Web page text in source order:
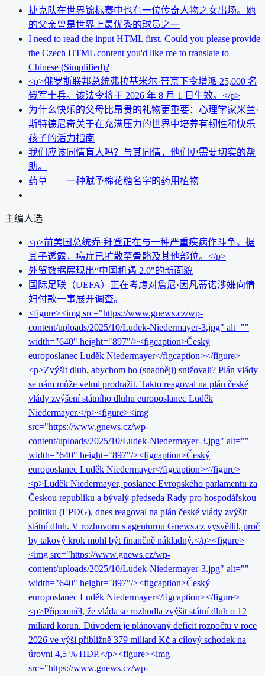
捷克队在世界锦标赛中也有一位传奇人物之女出场。她
的父亲曾是世界上最优秀的球员之一
I need to read the input HTML first. Could you please provide
the Czech HTML content you'd like me to translate to
Chinese (Simplified)?
<p>俄罗斯联邦总统弗拉基米尔·普京下令增派 25,000 名
俄军士兵。该法令将于 2026 年 8 月 1 日生效。</p>
为什么快乐的父母比昂贵的礼物更重要：心理学家米兰·
斯特德尼奇关于在充满压力的世界中培养有韧性和快乐
孩子的活力指南
我们应该同情盲人吗？与其同情，他们更需要切实的帮
助。
药草——一种赋予棉花糖名字的药用植物
主编人选
<p>前美国总统乔·拜登正在与一种严重疾病作斗争。据
其子透露，癌症已扩散至骨骼及其他部位。</p>
外贸数据展现出“中国机遇 2.0"的新面貌
国际足联（UEFA）正在考虑对詹尼·因凡蒂诺涉嫌向情
妇付款一事展开调查。
<figure><img src="https://www.gnews.cz/wp-
content/uploads/2025/10/Ludek-Niedermayer-3.jpg" alt=""
width="640" height="897"/><figcaption>Český
europoslanec Luděk Niedermayer</figcaption></figure>
<p>Zvýšit dluh, abychom ho (snadněji) snižovali? Plán vlády
se nám může velmi prodražit. Takto reagoval na plán české
vlády zvýšení státního dluhu europoslanec Luděk
Niedermayer.</p><figure><img
src="https://www.gnews.cz/wp-
content/uploads/2025/10/Ludek-Niedermayer-3.jpg" alt=""
width="640" height="897"/><figcaption>Český
europoslanec Luděk Niedermayer</figcaption></figure>
<p>Luděk Niedermayer, poslanec Evropského parlamentu za
Českou republiku a bývalý předseda Rady pro hospodářskou
politiku (EPDG), dnes reagoval na plán české vlády zvýšit
státní dluh. V rozhovoru s agenturou Gnews.cz vysvětlil, proč
by takový krok mohl být finančně nákladný.</p><figure>
<img src="https://www.gnews.cz/wp-
content/uploads/2025/10/Ludek-Niedermayer-3.jpg" alt=""
width="640" height="897"/><figcaption>Český
europoslanec Luděk Niedermayer</figcaption></figure>
<p>Připomněl, že vláda se rozhodla zvýšit státní dluh o 12
miliard korun. Důvodem je plánovaný deficit rozpočtu v roce
2026 ve výši přibližně 379 miliard Kč a cílový schodek na
úrovni 4,5 % HDP.</p><figure><img
src="https://www.gnews.cz/wp-